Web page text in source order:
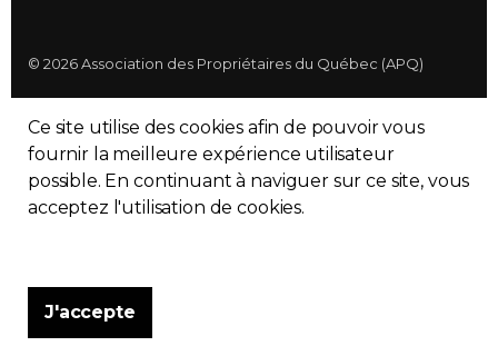
© 2026 Association des Propriétaires du Québec (APQ)
Plan du site
Made with
Ce site utilise des cookies afin de pouvoir vous
fournir la meilleure expérience utilisateur
possible. En continuant à naviguer sur ce site, vous
acceptez l'utilisation de cookies.
J'accepte